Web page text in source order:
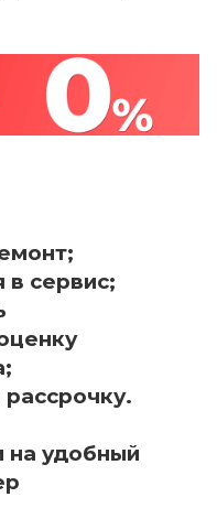
в сервис;
рассрочку.
на удобный